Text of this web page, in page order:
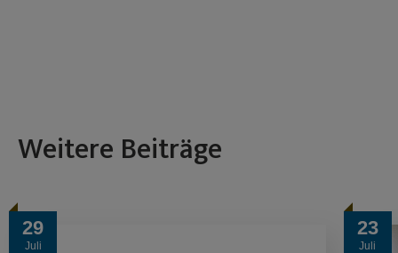
Weitere Beiträge
29
Juli
23
Juli